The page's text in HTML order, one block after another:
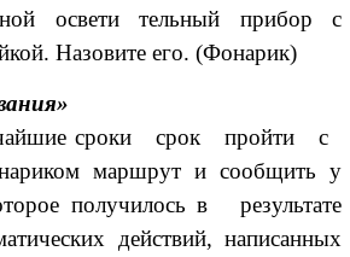
освети тельный прибор с
Назовите его. (Фонарик)
сроки срок пройти с
маршрут и сообщить у
получилось в результате
действий, написанных